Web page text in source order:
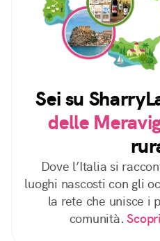
Sei su
delle
Dove l’Italia si
luoghi nascosti con gli
la rete che unisce i
comunità.